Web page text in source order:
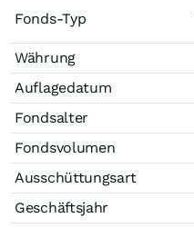
Fonds-Typ
Währung
Auflagedatum
Fondsalter
Fondsvolumen
Ausschüttungsart
Geschäftsjahr